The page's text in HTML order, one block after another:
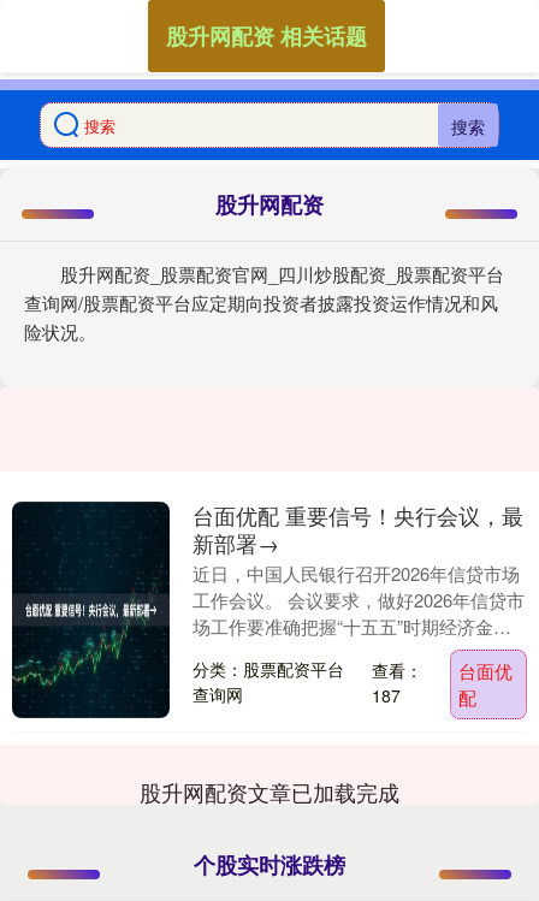
搜索
股升网配资
股升网配资_股票配资官网_四川炒股配资_股票配资平台
查询网/股票配资平台应定期向投资者披露投资运作情况和风
险状况。
股升网配资 相关话题
台面优配 重要信号！央行会议，最
新部署→
近日，中国人民银行召开2026年信贷市场
工作会议。 会议要求，做好2026年信贷市
场工作要准确把握“十五五”时期经济金融
形势变化，统筹发展和安全，不断加强对
重大....
分类：股票配资平台
查询网
查看：
187
台面优
配
股升网配资文章已加载完成
个股实时涨跌榜